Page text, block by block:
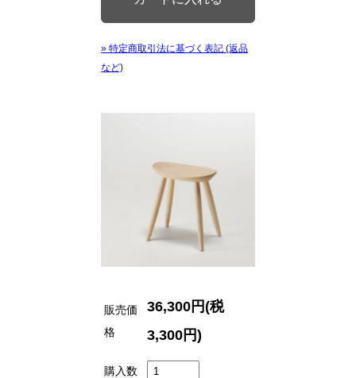
» 特定商取引法に基づく表記 (返品
など)
販売価
格
36,300円(税
3,300円)
購入数